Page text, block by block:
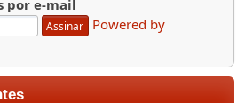
por e-mail
Assinar Powered by